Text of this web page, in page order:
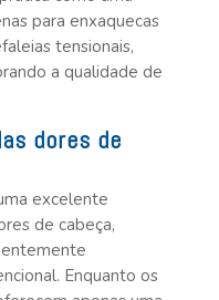
para enxaquecas
tensionais,
a qualidade de
dores de
excelente
de cabeça,
Enquanto os